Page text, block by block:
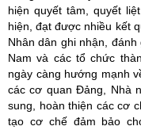
hiện quyết tâm, quyết
hiện, đạt được nhiều kết
Nhân dân ghi nhận,
Nam và các tổ chức
ngày càng hướng mạnh
các cơ quan Đảng, Nhà
sung, hoàn thiện các cơ
tạo cơ chế đảm bảo